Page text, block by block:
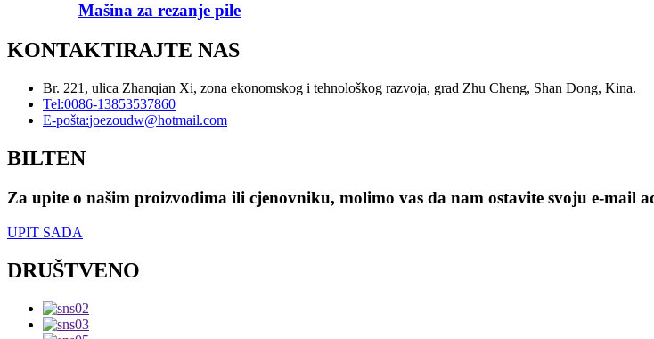
Mašina za rezanje pile
KONTAKTIRAJTE NAS
Br. 221, ulica Zhanqian Xi, zona ekonomskog i tehnološkog razvoja, grad Zhu Cheng, Shan Dong, Kina.
Tel:0086-13853537860
E-pošta:joezoudw@hotmail.com
BILTEN
Za upite o našim proizvodima ili cjenovniku, molimo vas da nam ostavite svoju e-mail
UPIT SADA
DRUŠTVENO